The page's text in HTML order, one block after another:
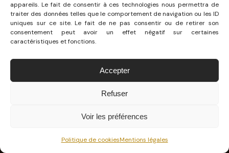
appareils. Le fait de consentir à ces technologies nous permettra de
traiter des données telles que le comportement de navigation ou les ID
uniques sur ce site. Le fait de ne pas consentir ou de retirer son
consentement peut avoir un effet négatif sur certaines
caractéristiques et fonctions.
Accepter
Refuser
Voir les préférences
Politique de cookiesMentions légales
Si on chipote, par rapport à certaines
concurrentes, j’aurais préféré une récupération
d’énergie au freinage un peu plus vive et ainsi
pouvoir conduire sans toucher à la pédale de
frein, mais je rappelle qu’il s’agit d’une pré-série